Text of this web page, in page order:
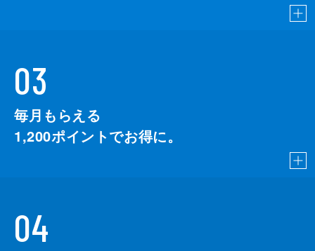
03
毎月もらえる
1,200ポイントでお得に。
04